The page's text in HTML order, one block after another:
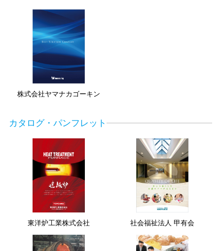
株式会社ヤマナカゴーキン
カタログ・パンフレット
東洋炉工業株式会社 社会福祉法人 甲有会